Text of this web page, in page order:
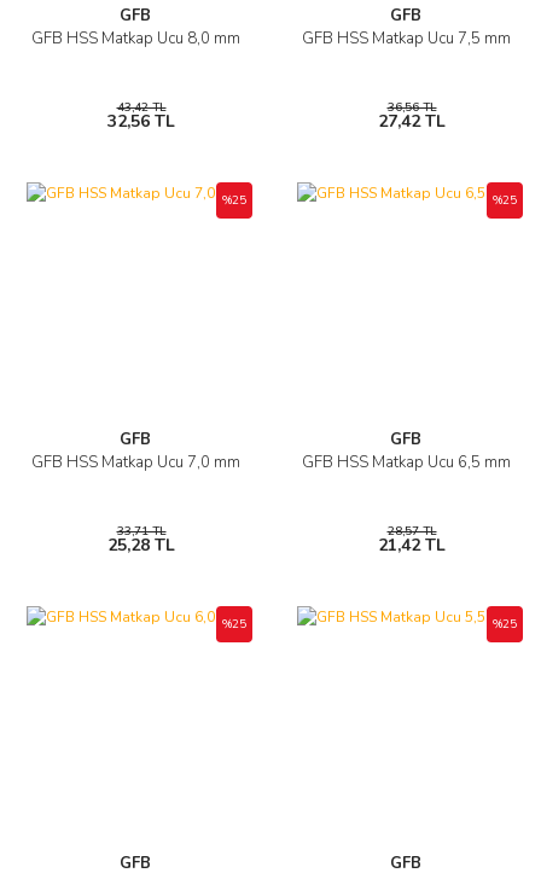
GFB
GFB HSS Matkap Ucu 8,0 mm
43,42 TL
32,56 TL
GFB
GFB HSS Matkap Ucu 7,5 mm
36,56 TL
27,42 TL
GFB
GFB HSS Matkap Ucu 7,0 mm
%25
33,71 TL
25,28 TL
GFB
GFB HSS Matkap Ucu 6,5 mm
%25
28,57 TL
21,42 TL
GFB
%25
GFB
%25